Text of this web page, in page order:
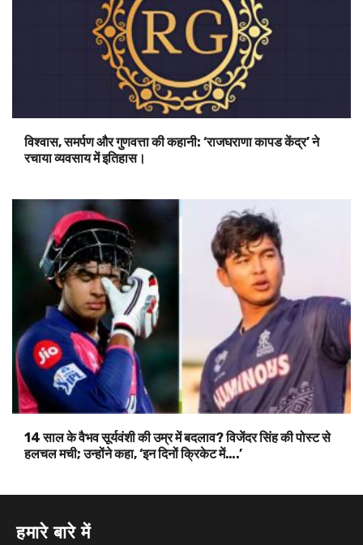
विश्वास, समर्पण और गुणवत्ता की कहानी: ‘राजघराणा कापड केंद्र’ ने
रचाया व्यवसाय में इतिहास।
14 साल के वैभव सूर्यवंशी की उम्र में बदलाव? विजेंदर सिंह की पोस्ट से
हलचल मची; उन्होंने कहा, ‘इन दिनों क्रिकेट में….’
हमारे बारे में